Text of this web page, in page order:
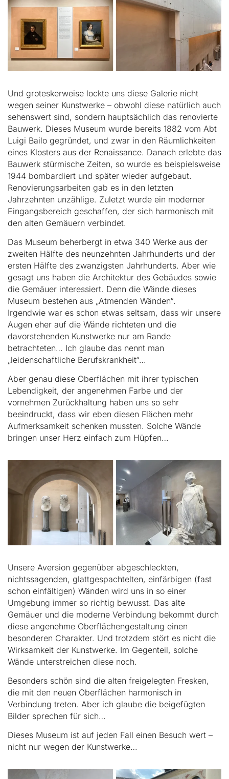
Und groteskerweise lockte uns diese Galerie nicht
wegen seiner Kunstwerke – obwohl diese natürlich auch
sehenswert sind, sondern hauptsächlich das renovierte
Bauwerk. Dieses Museum wurde bereits 1882 vom Abt
Luigi Bailo gegründet, und zwar in den Räumlichkeiten
eines Klosters aus der Renaissance. Danach erlebte das
Bauwerk stürmische Zeiten, so wurde es beispielsweise
1944 bombardiert und später wieder aufgebaut.
Renovierungsarbeiten gab es in den letzten
Jahrzehnten unzählige. Zuletzt wurde ein moderner
Eingangsbereich geschaffen, der sich harmonisch mit
den alten Gemäuern verbindet.
Das Museum beherbergt in etwa 340 Werke aus der
zweiten Hälfte des neunzehnten Jahrhunderts und der
ersten Hälfte des zwanzigsten Jahrhunderts. Aber wie
gesagt uns haben die Architektur des Gebäudes sowie
die Gemäuer interessiert. Denn die Wände dieses
Museum bestehen aus „Atmenden Wänden“.
Irgendwie war es schon etwas seltsam, dass wir unsere
Augen eher auf die Wände richteten und die
davorstehenden Kunstwerke nur am Rande
betrachteten… Ich glaube das nennt man
„leidenschaftliche Berufskrankheit“…
Aber genau diese Oberflächen mit ihrer typischen
Lebendigkeit, der angenehmen Farbe und der
vornehmen Zurückhaltung haben uns so sehr
beeindruckt, dass wir eben diesen Flächen mehr
Aufmerksamkeit schenken mussten. Solche Wände
bringen unser Herz einfach zum Hüpfen…
Unsere Aversion gegenüber abgeschleckten,
nichtssagenden, glattgespachtelten, einfärbigen (fast
schon einfältigen) Wänden wird uns in so einer
Umgebung immer so richtig bewusst. Das alte
Gemäuer und die moderne Verbindung bekommt durch
diese angenehme Oberflächengestaltung einen
besonderen Charakter. Und trotzdem stört es nicht die
Wirksamkeit der Kunstwerke. Im Gegenteil, solche
Wände unterstreichen diese noch.
Besonders schön sind die alten freigelegten Fresken,
die mit den neuen Oberflächen harmonisch in
Verbindung treten. Aber ich glaube die beigefügten
Bilder sprechen für sich…
Dieses Museum ist auf jeden Fall einen Besuch wert –
nicht nur wegen der Kunstwerke…